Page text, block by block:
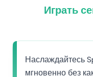
Играть
Наслаждайтесь
мгновенно без